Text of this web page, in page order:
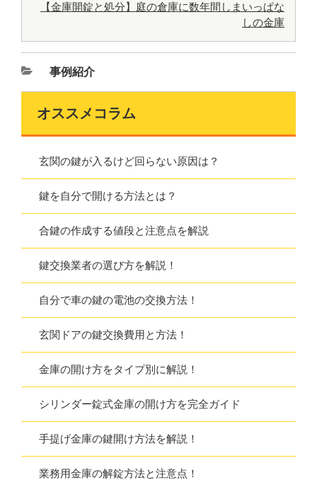
【金庫開錠と処分】庭の倉庫に数年間しまいっぱな
しの金庫
事例紹介
オススメコラム
玄関の鍵が入るけど回らない原因は？
鍵を自分で開ける方法とは？
合鍵の作成する値段と注意点を解説
鍵交換業者の選び方を解説！
自分で車の鍵の電池の交換方法！
玄関ドアの鍵交換費用と方法！
金庫の開け方をタイプ別に解説！
シリンダー錠式金庫の開け方を完全ガイド
手提げ金庫の鍵開け方法を解説！
業務用金庫の解錠方法と注意点！